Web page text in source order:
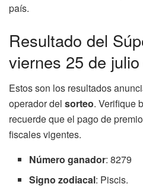
país.
Resultado del
viernes 25 de
Estos son los resultados
operador del sorteo. Verifique
recuerde que el pago de
fiscales vigentes.
Número ganador: 8279
Signo zodiacal: Piscis.